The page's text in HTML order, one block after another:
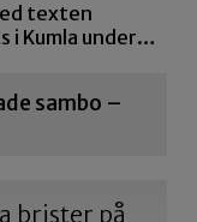
texten
i Kumla under…
sambo –
brister på